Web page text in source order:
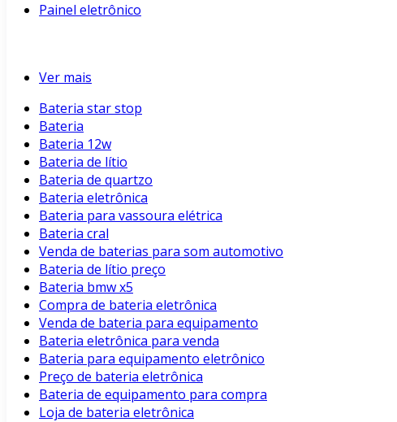
Painel eletrônico
Ver mais
Bateria star stop
Bateria
Bateria 12w
Bateria de lítio
Bateria de quartzo
Bateria eletrônica
Bateria para vassoura elétrica
Bateria cral
Venda de baterias para som automotivo
Bateria de lítio preço
Bateria bmw x5
Compra de bateria eletrônica
Venda de bateria para equipamento
Bateria eletrônica para venda
Bateria para equipamento eletrônico
Preço de bateria eletrônica
Bateria de equipamento para compra
Loja de bateria eletrônica